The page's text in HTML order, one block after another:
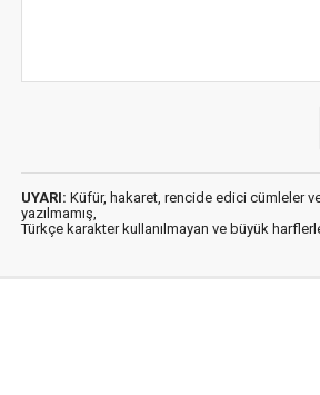
UYARI: Küfür, hakaret, rencide edici cümleler
yazılmamış,
Türkçe karakter kullanılmayan ve büyük